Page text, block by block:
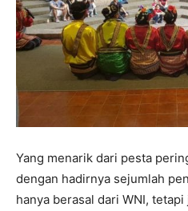
Yang menarik dari pesta
dengan hadirnya sejumlah
hanya berasal dari WNI,